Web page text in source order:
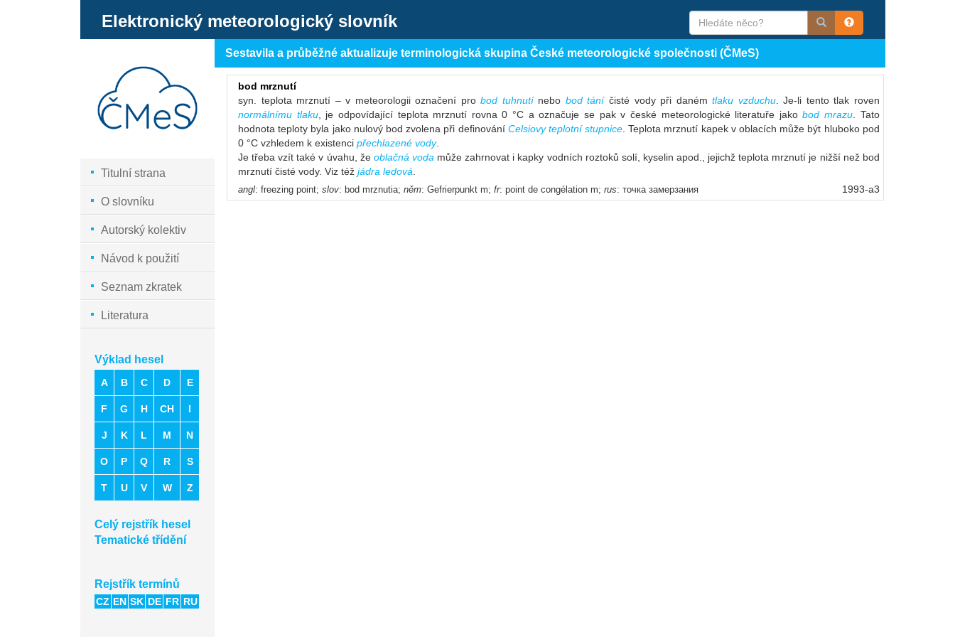
Elektronický meteorologický slovník
Titulní strana
O slovníku
Autorský kolektiv
Návod k použití
Seznam zkratek
Literatura
Výklad hesel
A B C D E
F G H CH I
J K L M N
O P Q R S
T U V W Z
Celý rejstřík hesel
Tematické třídění
Rejstřík termínů
CZ EN SK DE FR RU
Sestavila a průběžné aktualizuje terminologická skupina České meteorologické společnosti (ČMeS)
bod mrznutí
syn. teplota mrznutí – v meteorologii označení probod tuhnutínebo bod táníčisté vody při danémtlaku vzduchu. Je-li tento tlak roven
normálnímu tlaku, je odpovídající teplota mrznutí rovna 0 °C a označuje se pak v české meteorologické literatuře jakobod mrazu . Tato
hodnota teploty byla jako nulový bod zvolena při definování Celsiovy teplotní stupnice . Teplota mrznutí kapek v oblacích může být hluboko pod
0 °C vzhledem k existenci přechlazené vody.
Je třeba vzít také v úvahu, že oblačná voda může zahrnovat i kapky vodních roztoků solí, kyselin apod., jejichž teplota mrznutí je nižší než bod
mrznutí čisté vody. Viz též jádra ledová
angl: freezing point; slov: bod mrznutia; něm: Gefrierpunkt m; fr: point de congélation m; rus: точка замерзания 1993-a3